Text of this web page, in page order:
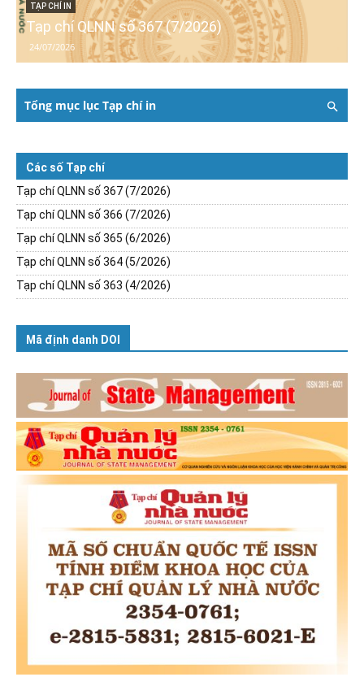
TẠP CHÍ IN
Tạp chí QLNN số 367 (7/2026)
24/07/2026
Tổng mục lục Tạp chí in
Các số Tạp chí
Tạp chí QLNN số 367 (7/2026)
Tạp chí QLNN số 366 (7/2026)
Tạp chí QLNN số 365 (6/2026)
Tạp chí QLNN số 364 (5/2026)
Tạp chí QLNN số 363 (4/2026)
Mã định danh DOI